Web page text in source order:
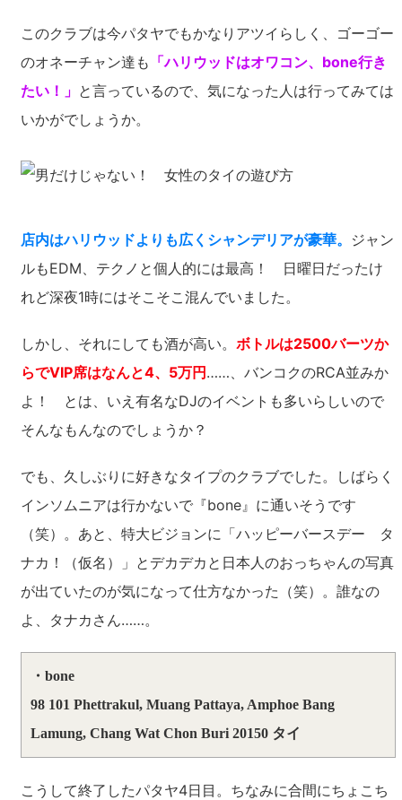
このクラブは今パタヤでもかなりアツイらしく、ゴーゴー
のオネーチャン達も 「ハリウッドはオワコン、bone行き
たい！」 と言っているので、気になった人は行ってみては
いかがでしょうか。
店内はハリウッドよりも広くシャンデリアが豪華。 ジャン
ルもEDM、テクノと個人的には最高！ 日曜日だったけ
れど深夜1時にはそこそこ混んでいました。
しかし、それにしても酒が高い。 ボトルは2500バーツか
らでVIP席はなんと4、5万円 ……、バンコクのRCA並みか
よ！ とは、いえ有名なDJのイベントも多いらしいので
そんなもんなのでしょうか？
でも、久しぶりに好きなタイプのクラブでした。しばらく
インソムニアは行かないで『bone』に通いそうです
（笑）。あと、特大ビジョンに「ハッピーバースデー タ
ナカ！（仮名）」とデカデカと日本人のおっちゃんの写真
が出ていたのが気になって仕方なかった（笑）。誰なの
よ、タナカさん……。
・bone
98 101 Phettrakul, Muang Pattaya, Amphoe Bang
Lamung, Chang Wat Chon Buri 20150 タイ
こうして終了したパタヤ4日目。ちなみに合間にちょこち